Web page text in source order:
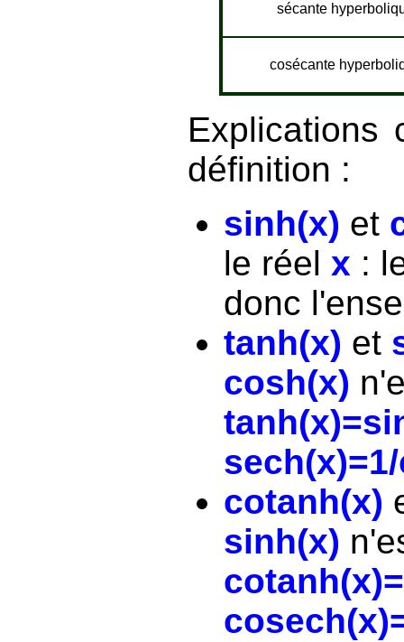
sécante
cosécante
Explications
définition :
sinh(x) et
le réel x :
donc
tanh(x) et
cosh(x)
cotanh(x)
sinh(x)